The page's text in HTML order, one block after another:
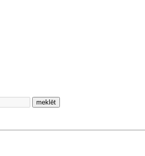
meklēt